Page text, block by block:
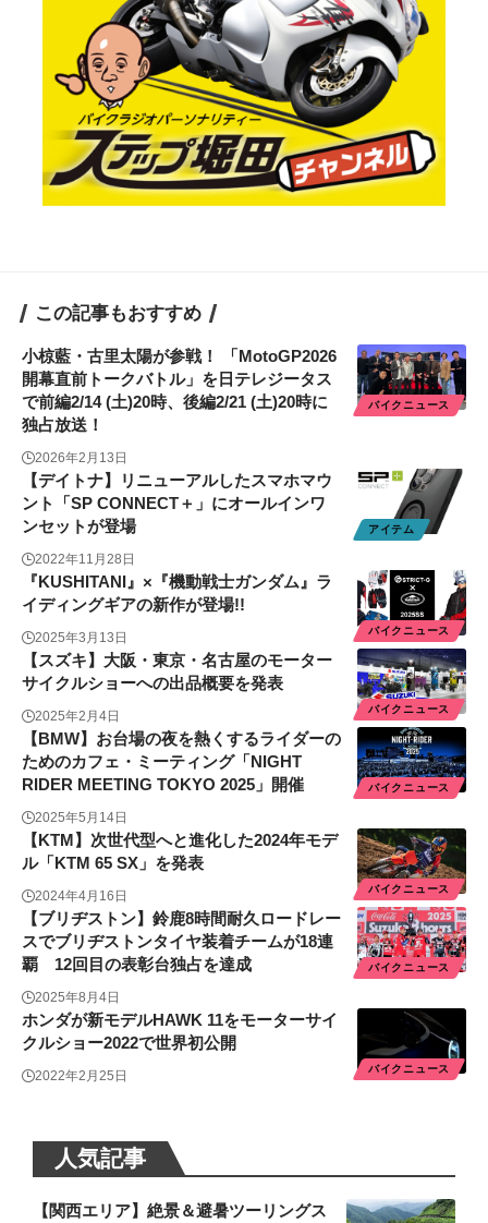
この記事もおすすめ
バイクニュース
小椋藍・古里太陽が参戦！ 「MotoGP2026
開幕直前トークバトル」を日テレジータス
で前編2/14 (土)20時、後編2/21 (土)20時に
独占放送！
2026年2月13日
アイテム
【デイトナ】リニューアルしたスマホマウ
ント「SP CONNECT＋」にオールインワ
ンセットが登場
2022年11月28日
バイクニュース
『KUSHITANI』×『機動戦士ガンダム』ラ
イディングギアの新作が登場!!
2025年3月13日
バイクニュース
【スズキ】大阪・東京・名古屋のモーター
サイクルショーへの出品概要を発表
2025年2月4日
バイクニュース
【BMW】お台場の夜を熱くするライダーの
ためのカフェ・ミーティング「NIGHT
RIDER MEETING TOKYO 2025」開催
2025年5月14日
バイクニュース
【KTM】次世代型へと進化した2024年モデ
ル「KTM 65 SX」を発表
2024年4月16日
バイクニュース
【ブリヂストン】鈴鹿8時間耐久ロードレー
スでブリヂストンタイヤ装着チームが18連
覇 12回目の表彰台独占を達成
2025年8月4日
バイクニュース
ホンダが新モデルHAWK 11をモーターサイ
クルショー2022で世界初公開
2022年2月25日
人気記事
【関西エリア】絶景＆避暑ツーリングス